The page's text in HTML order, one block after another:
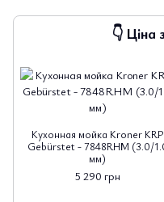
👇
Кухонная мойка Kroner KRP
Gebürstet - 7848RHM (3.0/
мм)
5 290 грн